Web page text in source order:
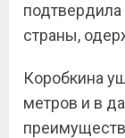
подтвердила
страны,
Коробкина
метров и в